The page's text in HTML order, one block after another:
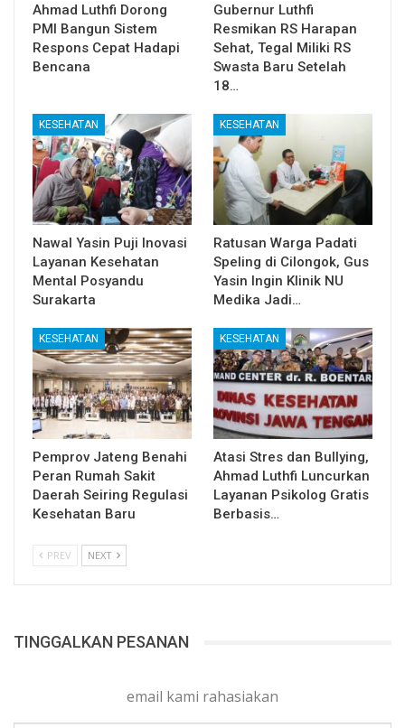
Ahmad Luthfi Dorong
PMI Bangun Sistem
Respons Cepat Hadapi
Bencana
Gubernur Luthfi
Resmikan RS Harapan
Sehat, Tegal Miliki RS
Swasta Baru Setelah
18…
KESEHATAN
Nawal Yasin Puji Inovasi
Layanan Kesehatan
Mental Posyandu
Surakarta
KESEHATAN
Ratusan Warga Padati
Speling di Cilongok, Gus
Yasin Ingin Klinik NU
Medika Jadi…
KESEHATAN
Pemprov Jateng Benahi
Peran Rumah Sakit
Daerah Seiring Regulasi
Kesehatan Baru
KESEHATAN
Atasi Stres dan Bullying,
Ahmad Luthfi Luncurkan
Layanan Psikolog Gratis
Berbasis…
PREV NEXT
TINGGALKAN PESANAN
email kami rahasiakan